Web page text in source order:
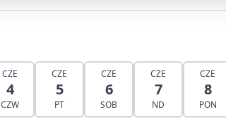
CZE
4
CZW
CZE
5
PT
CZE
6
SOB
CZE
7
ND
CZE
8
PON